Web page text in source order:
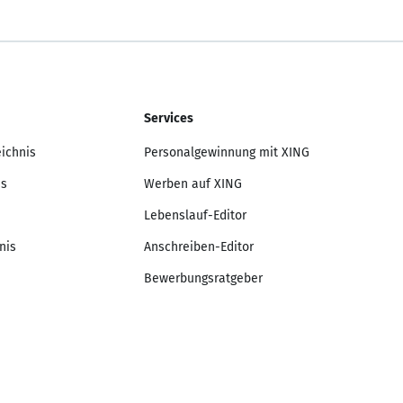
Services
Personalgewinnung mit XING
Werben auf XING
Lebenslauf-Editor
Anschreiben-Editor
Bewerbungsratgeber